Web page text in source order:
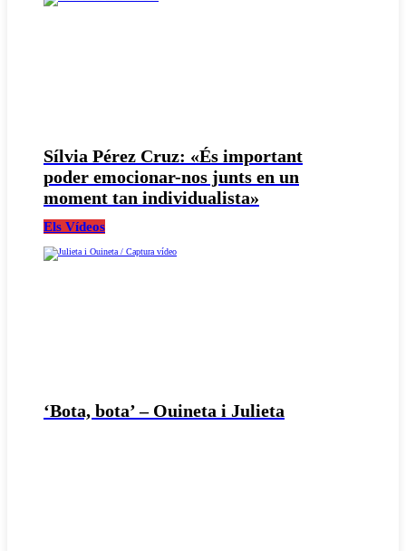
Sílvia Pérez Cruz: «És important
poder emocionar-nos junts en un
moment tan individualista»
Els Vídeos
‘Bota, bota’ – Ouineta i Julieta